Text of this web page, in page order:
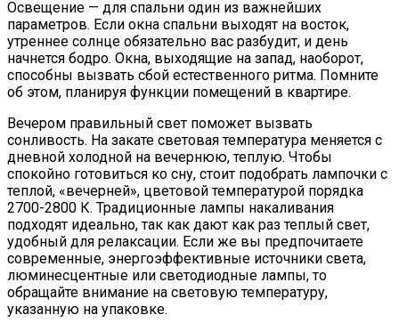
Освещение — для спальни один из важнейших
параметров. Если окна спальни выходят на восток,
утреннее солнце обязательно вас разбудит, и день
начнется бодро. Окна, выходящие на запад, наоборот,
способны вызвать сбой естественного ритма. Помните
об этом, планируя функции помещений в квартире.
Вечером правильный свет поможет вызвать
сонливость. На закате световая температура меняется с
дневной холодной на вечернюю, теплую. Чтобы
спокойно готовиться ко сну, стоит подобрать лампочки с
теплой, «вечерней», цветовой температурой порядка
2700-2800 К. Традиционные лампы накаливания
подходят идеально, так как дают как раз теплый свет,
удобный для релаксации. Если же вы предпочитаете
современные, энергоэффективные источники света,
люминесцентные или светодиодные лампы, то
обращайте внимание на световую температуру,
указанную на упаковке.